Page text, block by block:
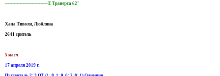
-----------------------------Т. Траверса 62"
Хала Тиволи, Любляна
2641 зритель
5 матч
17 апреля 2019 г.